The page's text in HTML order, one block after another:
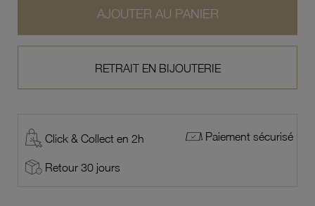
AJOUTER AU PANIER
RETRAIT EN BIJOUTERIE
Click & Collect en 2h Paiement sécurisé
Retour 30 jours